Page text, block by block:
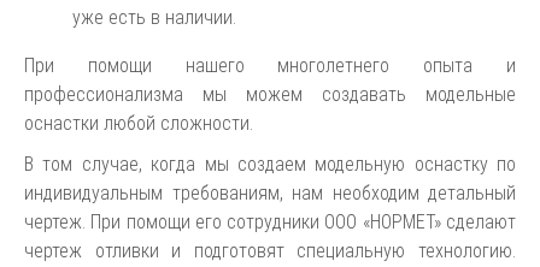
уже есть в наличии.
При помощи нашего многолетнего опыта и
профессионализма мы можем создавать модельные
оснастки любой сложности.
В том случае, когда мы создаем модельную оснастку по
индивидуальным требованиям, нам необходим детальный
чертеж. При помощи его сотрудники ООО «НОРМЕТ» сделают
чертеж отливки и подготовят специальную технологию.